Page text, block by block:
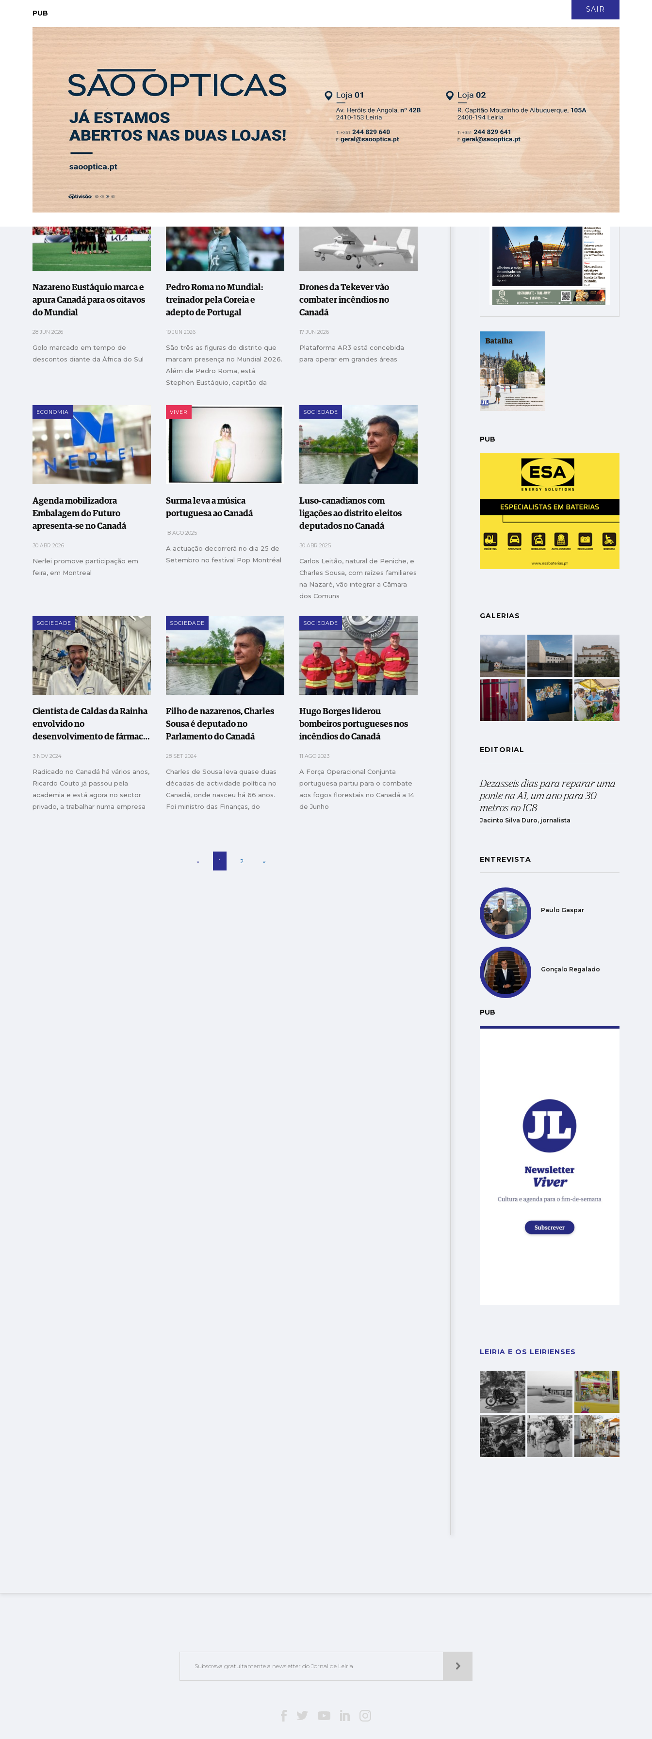
LOGIN
ENTREVISTA SOCIEDADE SAÚDE ECONOMIA DESPORTO VIVER OPINIÃO CLASSIFICADOS DEPRESSÃO KRISTIN
Tag:canadá
DESPORTO
Nazareno Eustáquio marca e
apura Canadá para os oitavos
do Mundial
28 JUN 2026
Golo marcado em tempo de
descontos diante da África do Sul
Pedro Roma no Mundial:
treinador pela Coreia e
adepto de Portugal
19 JUN 2026
São três as figuras do distrito que
marcam presença no Mundial 2026.
Além de Pedro Roma, está
Stephen Eustáquio, capitão da
fisioterapeuta do conjunto
português
ECONOMIA
Drones da Tekever vão
combater incêndios no
Canadá
17 JUN 2026
Plataforma AR3 está concebida
para operar em grandes áreas
ECONOMIA
Agenda mobilizadora
Embalagem do Futuro
apresenta-se no Canadá
30 ABR 2026
Nerlei promove participação em
feira, em Montreal
VIVER
Surma leva a música
portuguesa ao Canadá
18 AGO 2025
A actuação decorrerá no dia 25 de
Setembro no festival Pop Montréal
SOCIEDADE
Luso-canadianos com
ligações ao distrito eleitos
deputados no Canadá
30 ABR 2025
Carlos Leitão, natural de Peniche, e
Charles Sousa, com raízes familiares
na Nazaré, vão integrar a Câmara
dos Comuns
SOCIEDADE
Cientista de Caldas da Rainha
envolvido no
desenvolvimento de fármaco
3 NOV 2024
Radicado no Canadá há vários anos,
Ricardo Couto já passou pela
academia e está agora no sector
privado, a trabalhar numa empresa
SOCIEDADE
Filho de nazarenos, Charles
Sousa é deputado no
Parlamento do Canadá
28 SET 2024
Charles de Sousa leva quase duas
décadas de actividade política no
Canadá, onde nasceu há 66 anos.
Foi ministro das Finanças, do
SOCIEDADE
Hugo Borges liderou
bombeiros portugueses nos
incêndios do Canadá
11 AGO 2023
A Força Operacional Conjunta
portuguesa partiu para o combate
aos fogos florestais no Canadá a 14
de Junho
« 1 2 »
EDIÇÃO 6 AGO 2026
PUB
GALERIAS
EDITORIAL
Dezasseis dias para reparar uma
ponte na A1, um ano para 30
metros no IC8
Jacinto Silva Duro, jornalista
ENTREVISTA
Paulo Gaspar
Gonçalo Regalado
PUB
LEIRIA E OS LEIRIENSES